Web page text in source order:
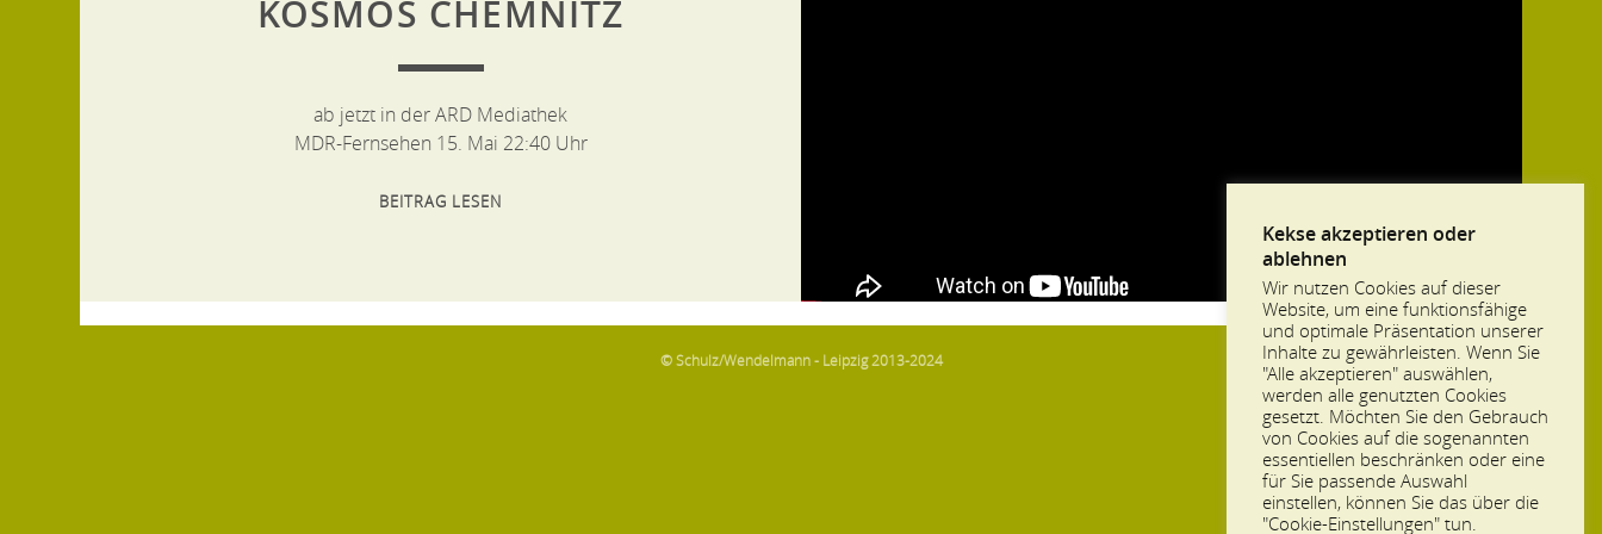
KOSMOS CHEMNITZ
ab jetzt in der ARD Mediathek
MDR-Fernsehen 15. Mai 22:40 Uhr
BEITRAG LESEN
© Schulz/Wendelmann - Leipzig 2013-2024
Kekse akzeptieren oder
ablehnen
Wir nutzen Cookies auf dieser
Website, um eine funktionsfähige
und optimale Präsentation unserer
Inhalte zu gewährleisten. Wenn Sie
"Alle akzeptieren" auswählen,
werden alle genutzten Cookies
gesetzt. Möchten Sie den Gebrauch
von Cookies auf die sogenannten
essentiellen beschränken oder eine
für Sie passende Auswahl
einstellen, können Sie das über die
"Cookie-Einstellungen" tun.